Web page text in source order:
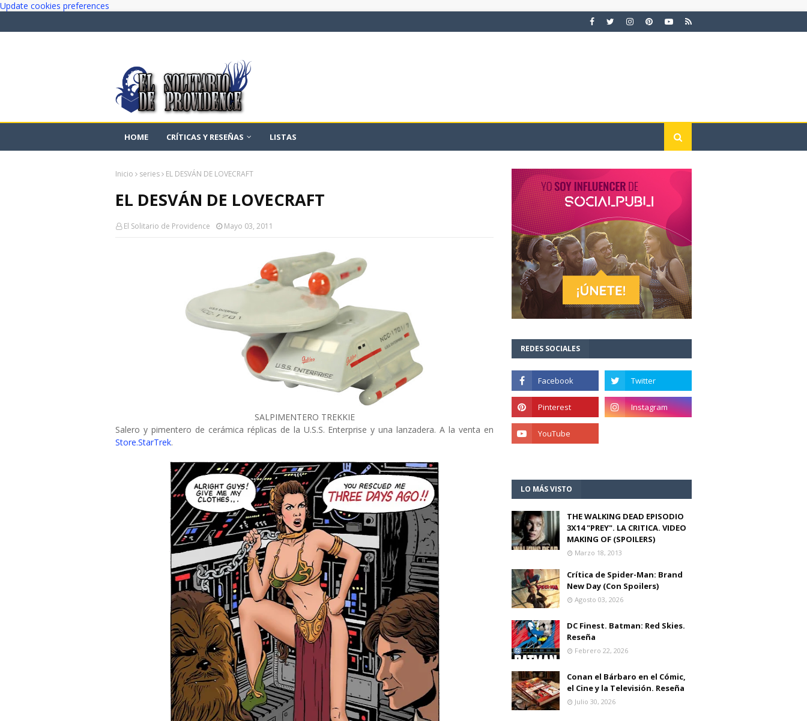
Update cookies preferences
HOME CRÍTICAS Y RESEÑAS LISTAS
Inicio series EL DESVÁN DE LOVECRAFT
EL DESVÁN DE LOVECRAFT
El Solitario de Providence Mayo 03, 2011
SALPIMENTERO TREKKIE
Salero y pimentero de cerámica réplicas de la U.S.S. Enterprise y una lanzadera. A la venta en
Store.StarTrek.
REDES SOCIALES
LO MÁS VISTO
THE WALKING DEAD EPISODIO
3X14 "PREY". LA CRITICA. VIDEO
MAKING OF (SPOILERS)
Marzo 18, 2013
Crítica de Spider-Man: Brand
New Day (Con Spoilers)
Agosto 03, 2026
DC Finest. Batman: Red Skies.
Reseña
Febrero 22, 2026
Conan el Bárbaro en el Cómic,
el Cine y la Televisión. Reseña
Julio 30, 2026